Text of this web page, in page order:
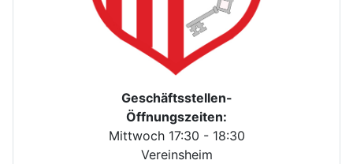
Geschäftsstellen-
Öffnungszeiten:
Mittwoch 17:30 - 18:30
Vereinsheim